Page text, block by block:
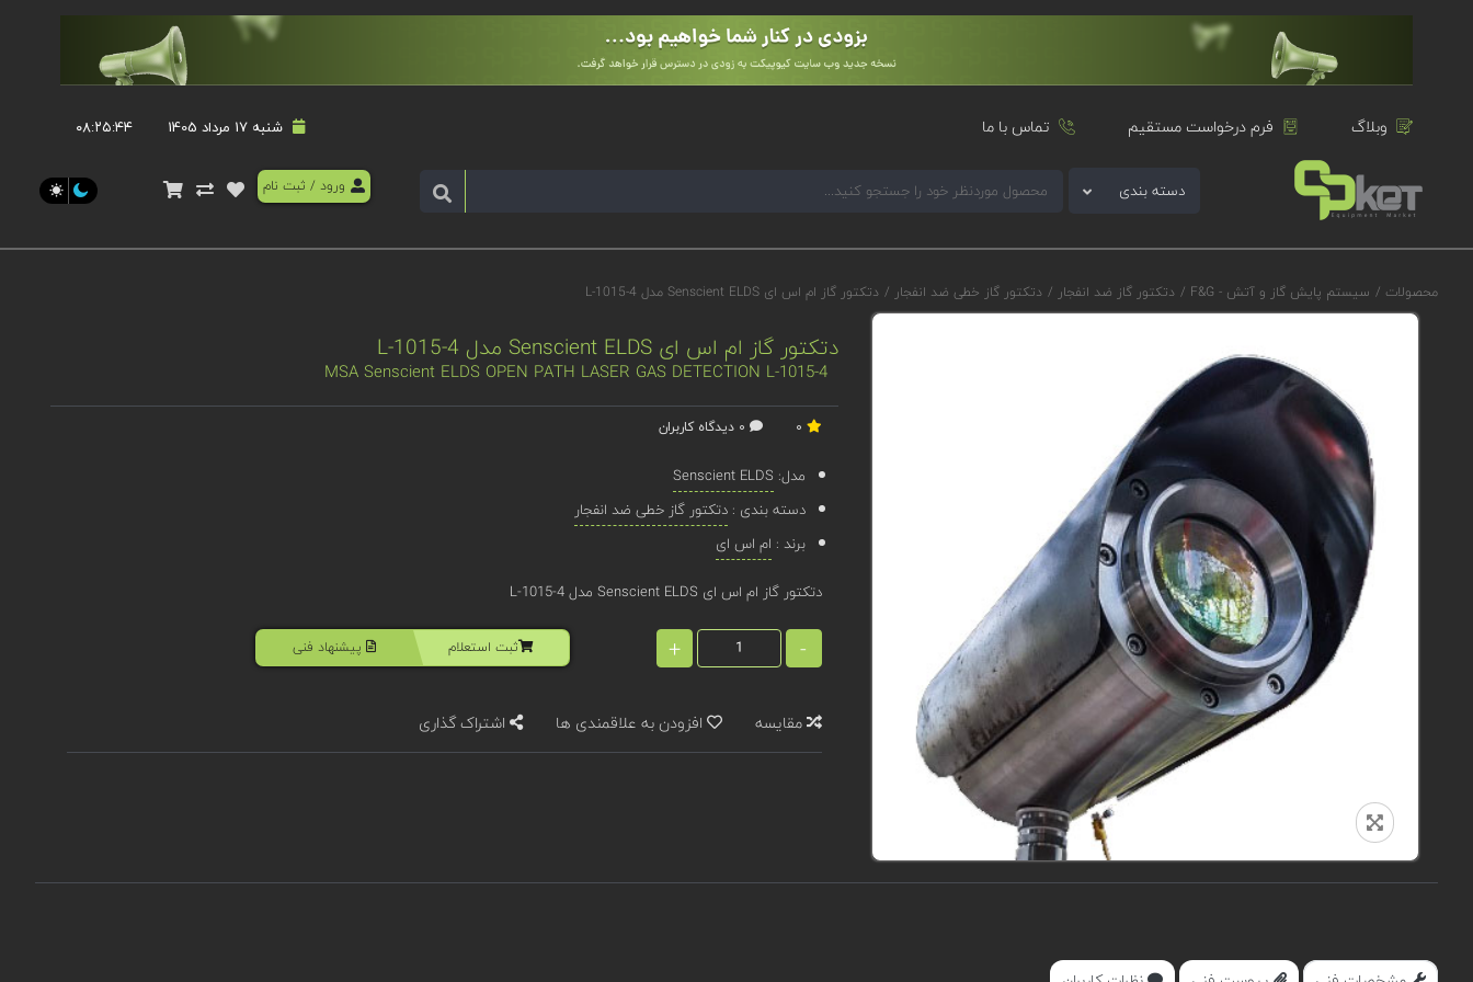
وبلاگ فرم درخواست مستقیم تماس با ما شنبه 17 مرداد 1405 ۰۸:۲۵:۴۵
دسته بندی ورود / ثبت نام
محصولات / سیستم پایش گاز و آتش - F&G / دتکتور گاز ضد انفجار / دتکتور گاز خطی ضد انفجار / دتکتور گاز ام اس ای Senscient ELDS مدل L-1015-4
دتکتور گاز ام اس ای Senscient ELDS مدل L-1015-4
MSA Senscient ELDS OPEN PATH LASER GAS DETECTION L-1015-4
مدل: Senscient ELDS
دسته بندی :دتکتور گاز خطی ضد انفجار
برند : ام اس ای
دتکتور گاز ام اس ای Senscient ELDS مدل L-1015-4
-
+ ثبت استعلام پیشنهاد فنی
مقایسه افزودن به علاقمندی ها اشتراک گذاری